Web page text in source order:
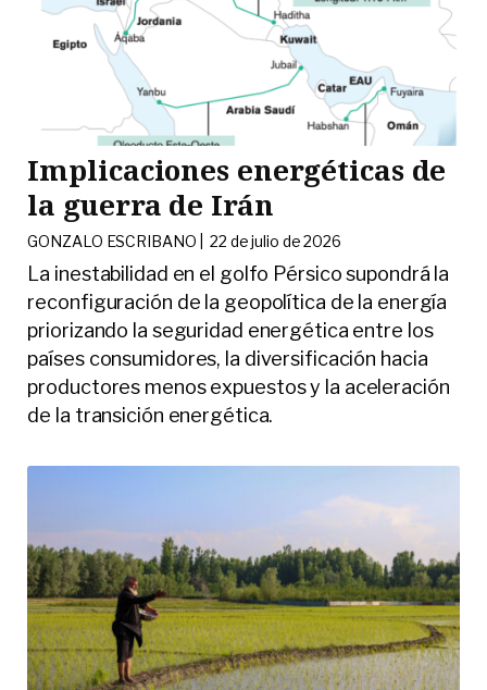
Implicaciones energéticas de
la guerra de Irán
GONZALO ESCRIBANO |22 de julio de 2026
La inestabilidad en el golfo Pérsico supondrá la
reconfiguración de la geopolítica de la energía
priorizando la seguridad energética entre los
países consumidores, la diversificación hacia
productores menos expuestos y la aceleración
de la transición energética.